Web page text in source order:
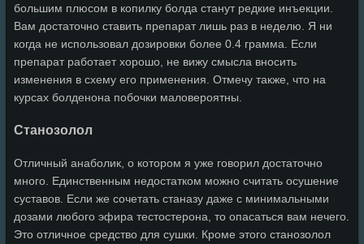
большим плюсом в копилку болда станут редкие инъекции.
Вам достаточно ставить препарат лишь раз в неделю. Я ни
когда не использовал дозировки более 0.4 грамма. Если
препарат работает хорошо, не вижу смысла вносить
изменения в схему его применения. Отмечу также, что на
курсах болденона побочки маловероятны.
Станозолол
Отличный анаболик, о котором я уже говорил достаточно
много. Единственным недостатком можно считать осушение
суставов. Если же сочетать станазу даже с минимальными
дозами любого эфира тестостерона, то опасаться вам нечего.
Это отличное средство для сушки. Кроме этого станозолол